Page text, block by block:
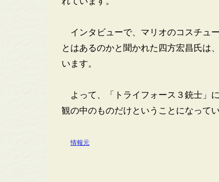
インタビューで、マリオのコスチュ
とはあるのかと聞かれた四方宏昌氏は
います。
よって、「トライフォース３銃士」
観の中のものだけということになって
情報元